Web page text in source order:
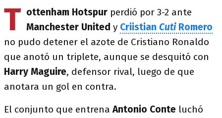
T ottenham Hotspur perdió por 3-2 ante
Manchester United y Criistian CutiRomero
no pudo detener el azote de Cristiano Ronaldo
que anotó un triplete, aunque se desquitó con
Harry Maguire, defensor rival, luego de que
anotara un gol en contra.
El conjunto que entrenaAntonio Conte luchó